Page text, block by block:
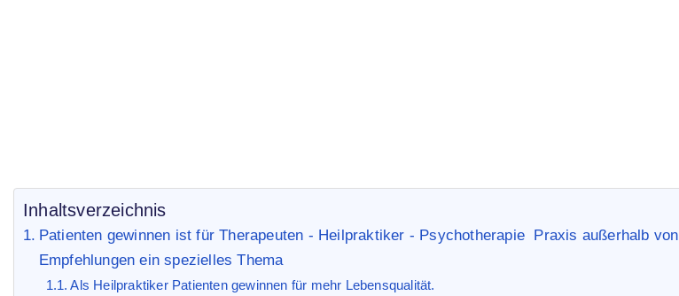
Inhaltsverzeichnis
Patienten gewinnen ist für Therapeuten - Heilpraktiker - Psychotherapie Praxis außerhalb von
Empfehlungen ein spezielles Thema
Als Heilpraktiker Patienten gewinnen für mehr Lebensqualität.